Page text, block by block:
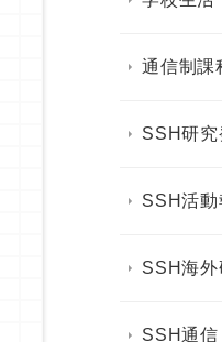
通信制課
SSH研究
SSH活動
SSH海外
SSH通信